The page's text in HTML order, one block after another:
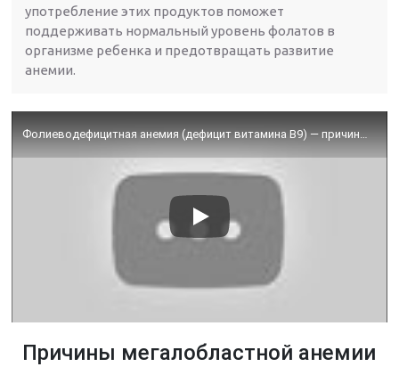
употребление этих продуктов поможет
поддерживать нормальный уровень фолатов в
организме ребенка и предотвращать развитие
анемии.
Причины мегалобластной анемии